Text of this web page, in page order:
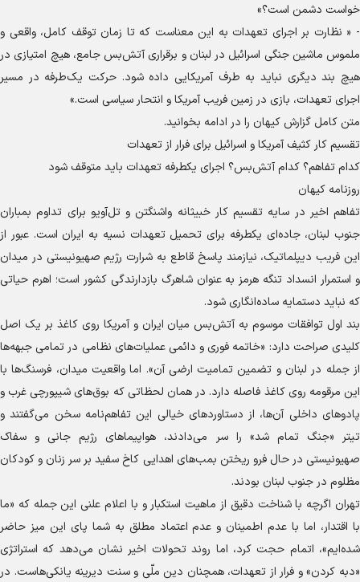
خواست دشمن است؟»
- « نظارت بر اجرای تعهدات به این معناست که تا زمان توقف کامل، واقعی و
ملموس ماشین جنگی اسرائیل در لبنان و برقراری آتش‌بس جامع، هیچ امتیازی در
هیچ بند دیگری نباید به طرف آمریکایی داده شود. حرکت یک‌طرفه در مسیر
اجرای تعهدات، بازی در زمین فریب آمریکا و انتحار سیاسی است.»
متن کامل گزارش کیهان را در ادامه بخوانید.
تقسیم کار کثیف آمریکا و اسرائیل برای فرار از تعهدات
کدام تفاهم؟ کدام آتش‌بس؟ اجرای یکطرفه تعهدات باید متوقف شود
روزنامه کیهان
تفاهم اخیر در سایه تقسیم کار خبیثانه واشنگتن و تل‌آویو برای تداوم بمباران
جنوب لبنان، جاده‌ای یکطرفه برای تحمیل تعهدات نسیه به ایران است. عبور از
این فریب دیپلماتیک، نیازمند پاسخ قاطع به شرارت رژیم صهیونیستی در میدان
و استمرار انسداد تنگه هرمز به عنوان شاهرگ بازدارندگی کشور است؛ اهرم حیاتی
که نباید دستمایه ساده‌انگاری شود.
بند اول توافقات موسوم به آتش‌بس میان ایران و آمریکا روی کاغذ بر یک اصل
کلیدی صراحت دارد: «خاتمه فوری و دائمی عملیات‌های نظامی در تمامی جبهه‌ها
از جمله در لبنان و تضمین تمامیت ارضی آن». اما واقعیت میدان، فرسنگ‌ها با
این مرقومه روی کاغذ فاصله دارد. در همان لحظاتی که بوق‌های شیپورچی غرب و
پادوهای داخلی آن‌ها، از دستاوردهای خیالی این تفاهم‌نامه سخن می‌گفتند و
تیتر «جنگ تمام شد» را سر می‌دادند، هواپیماهای رژیم جانی و سفاک
صهیونیستی در حال فرو ریختن بمب‌های اهدایی کاخ سفید بر سر زنان و کودکان
مظلوم در جنوب لبنان بودند.
تهران اگرچه با شناخت دقیق از ماهیت استکبار و با اعلام علنی این جمله که «ما
با اقتدار، اما با عدم اطمینان و عدم اعتماد مطلق به شما پای این میز حاضر
شده‌ایم»، اتمام حجت کرد، اما روند تحولات اخیر نشان می‌دهد که استراتژی
«دبه کردن» و فرار از تعهدات، همچنان دین ملّی و سنت دیرینه یانکی‌هاست. در